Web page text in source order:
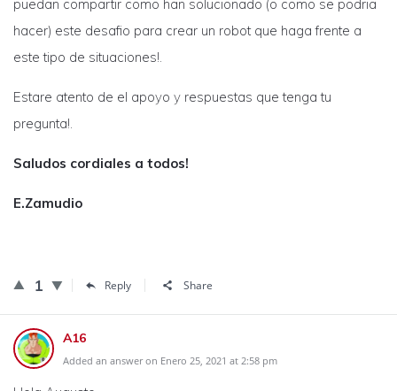
puedan compartir como han solucionado (o como se podria
hacer) este desafio para crear un robot que haga frente a
este tipo de situaciones!.
Estare atento de el apoyo y respuestas que tenga tu
pregunta!.
Saludos cordiales a todos!
E.Zamudio
1 Reply Share
A16
Added an answer on Enero 25, 2021 at 2:58 pm